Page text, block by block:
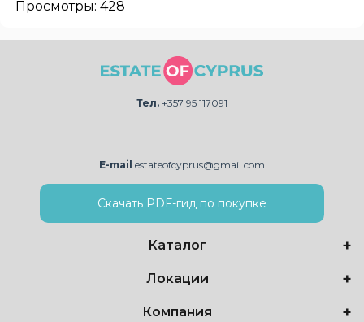
Просмотры: 428
Тел. +357 95 117091
E-mail estateofcyprus@gmail.com
Скачать PDF-гид по покупке
Каталог
Локации
Компания